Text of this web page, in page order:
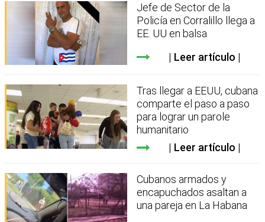
Jefe de Sector de la
Policía en Corralillo llega a
EE. UU en balsa
Leer artículo
Tras llegar a EEUU, cubana
comparte el paso a paso
para lograr un parole
humanitario
Leer artículo
Cubanos armados y
encapuchados asaltan a
una pareja en La Habana